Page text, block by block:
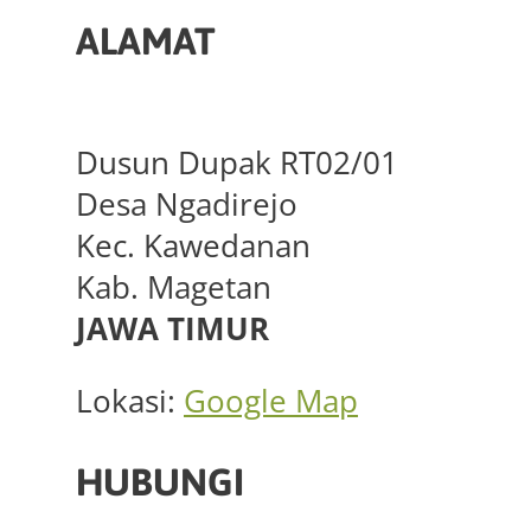
ALAMAT
Dusun Dupak RT02/01
Desa Ngadirejo
Kec. Kawedanan
Kab. Magetan
JAWA TIMUR
Lokasi: Google Map
HUBUNGI